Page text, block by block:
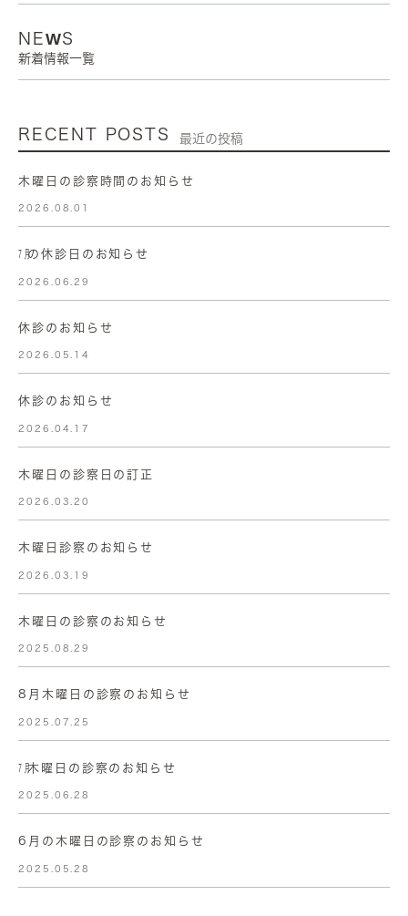
NEWS
新着情報一覧
RECENT POSTS 最近の投稿
木曜日の診察時間のお知らせ
2026.08.01
㋆の休診日のお知らせ
2026.06.29
休診のお知らせ
2026.05.14
休診のお知らせ
2026.04.17
木曜日の診察日の訂正
2026.03.20
木曜日診察のお知らせ
2026.03.19
木曜日の診察のお知らせ
2025.08.29
8月木曜日の診察のお知らせ
2025.07.25
㋆木曜日の診察のお知らせ
2025.06.28
6月の木曜日の診察のお知らせ
2025.05.28